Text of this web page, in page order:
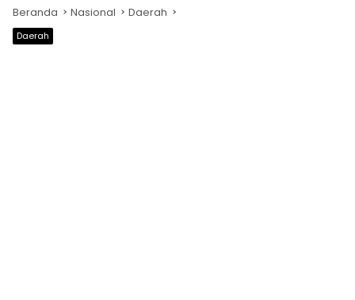
Beranda Nasional Daerah
Daerah